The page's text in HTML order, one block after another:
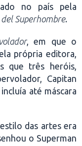
no país pela
del Superhombre.
, em que o
própria editora,
que três heróis,
Capitan
até máscara
das artes era
o Superman